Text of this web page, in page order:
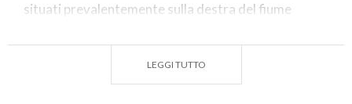
situati prevalentemente sulla destra del fiume
ma con aspetti piuttosto eterogenei fra loro.
LEGGI TUTTO